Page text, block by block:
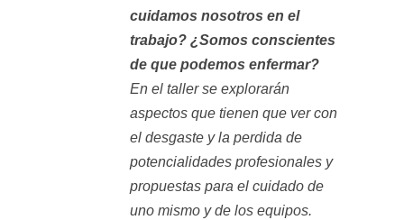
cuidamos nosotros en el
trabajo? ¿Somos conscientes
de que podemos enfermar?
En el taller se explorarán
aspectos que tienen que ver con
el desgaste y la perdida de
potencialidades profesionales y
propuestas para el cuidado de
uno mismo y de los equipos.